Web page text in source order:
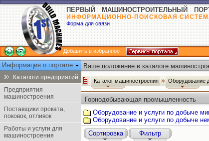
ПЕРВЫЙ МАШИНОСТРОИТЕЛЬНЫЙ
ИНФОРМАЦИОННО-ПОИСКОВАЯ
Форма для связи
Добавить в избранное
Информация о портале
Каталоги предприятий
Предприятия
машиностроения
Поставщики проката,
поковок, отливок
Работы и услуги для
машиностроения
Ваше положение в каталоге
Каталог машиностроения Оборудование
Горнодобывающая промышленность
Оборудование и услуги по добыче
Оборудование и услуги по добыче
Сортировка
Фильтр